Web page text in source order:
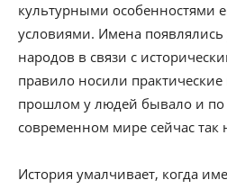
культурными особенностями
условиями. Имена
народов в связи с
правило носили
прошлом у людей бывало и
современном мире сейчас так
История умалчивает, когда